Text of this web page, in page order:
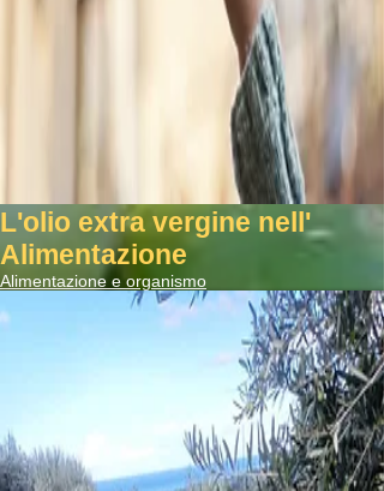
L'olio extra vergine nell'
Alimentazione